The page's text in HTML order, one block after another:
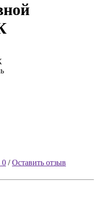
0 /Оставить отзыв